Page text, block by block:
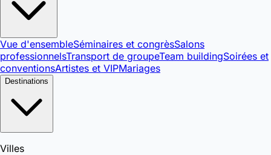
Vue d'ensembleSéminaires et congrèsSalons
professionnelsTransport de groupeTeam buildingSoirées et
conventionsArtistes et VIPMariages
Destinations
Villes